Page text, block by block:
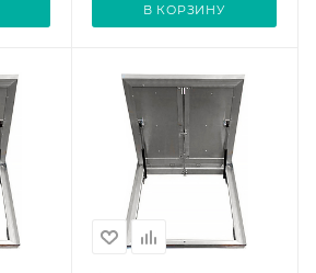
В КОРЗИНУ